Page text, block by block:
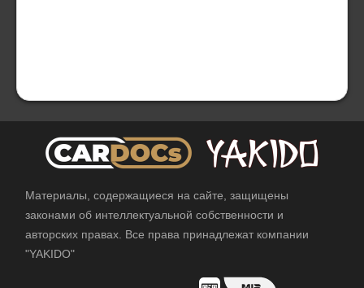
Материалы, содержащиеся на сайте, защищены
законами об интеллектуальной собственности и
авторских правах. Все права принадлежат компании
"YAKIDO"